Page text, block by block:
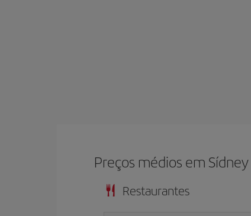
Preços médios em Sídney
Restaurantes